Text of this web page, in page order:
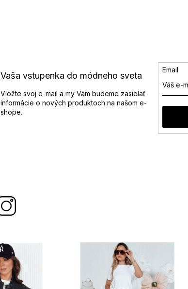
Vaša vstupenka do módneho sveta
Vložte svoj e-mail a my Vám budeme zasielať
informácie o nových produktoch na našom e-
shope.
Email